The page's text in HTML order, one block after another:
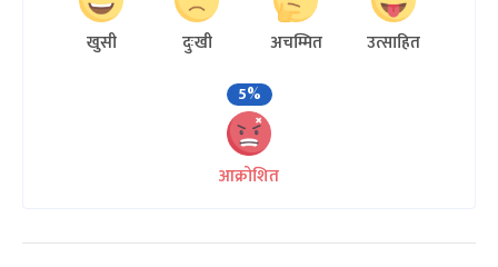
खुसी दुःखी अचम्मित
उत्साहित
5%
आक्रोशित